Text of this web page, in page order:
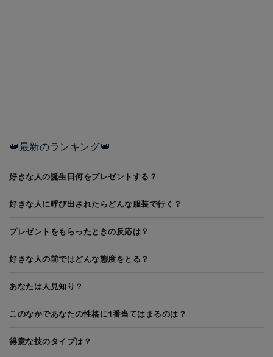
👑最新のランキング👑
好きな人の誕生日何をプレゼントする？
好きな人に呼び出されたらどんな服装で行く？
プレゼントをもらったときの反応は？
好きな人の前ではどんな態度をとる？
あなたは人見知り？
このなかであなたの性格に1番当てはまるのは？
得意な技のタイプは？